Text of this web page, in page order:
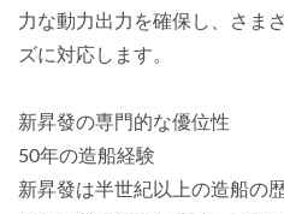
力な動力出力を確保し、さま
ズに対応します。
新昇發の専門的な優位性
50年の造船経験
新昇發は半世紀以上の造船の